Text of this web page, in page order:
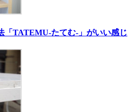
「TATEMU-たてむ-」がいい感じ